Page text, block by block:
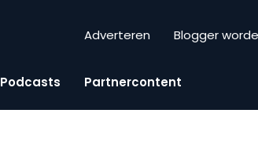
Adverteren Blogger
Podcasts Partnercontent